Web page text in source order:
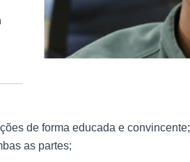
de forma educada e convincente;
as partes;